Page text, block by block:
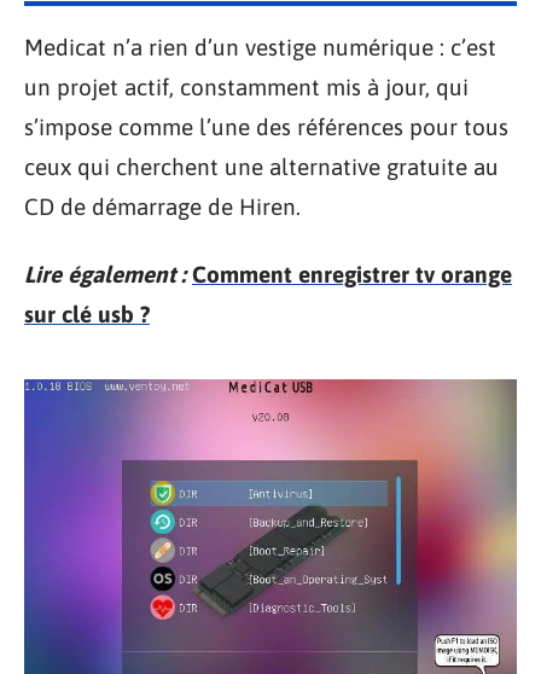
Medicat n’a rien d’un vestige numérique : c’est
un projet actif, constamment mis à jour, qui
s’impose comme l’une des références pour tous
ceux qui cherchent une alternative gratuite au
CD de démarrage de Hiren.
Lire également : Comment enregistrer tv orange
sur clé usb ?